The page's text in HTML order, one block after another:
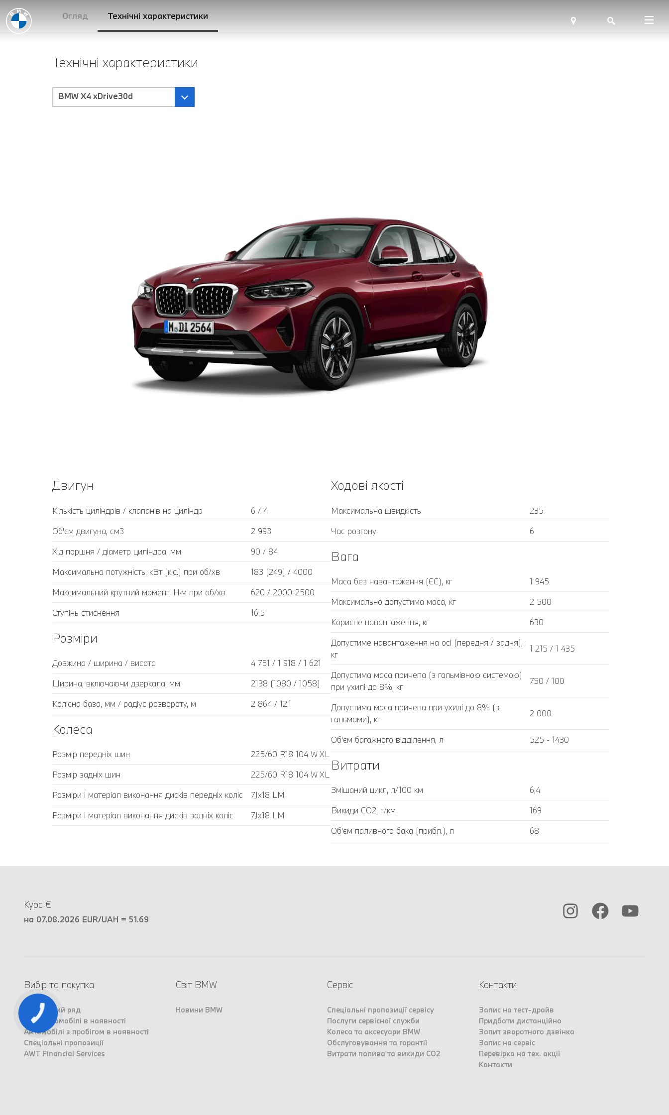
Огляд Технічні характеристики
Технічні характеристики
BMW X4 xDrive30d
Двигун
Кількість циліндрів / клапанів на циліндр
6 / 4
Об'єм двигуна, см3
2 993
Хід поршня / діаметр циліндра, мм
90 / 84
Максимальна потужність, кВт (к.с.) при об/хв
183 (249) / 4000
Максимальний крутний момент, Н·м при об/хв
620 / 2000-2500
Ступінь стиснення
16,5
Розміри
Довжина / ширина / висота
4 751 / 1 918 / 1 621
Ширина, включаючи дзеркала, мм
2138 (1080 / 1058)
Колісна база, мм / радіус розвороту, м
2 864 / 12,1
Колеса
Розмір передніх шин
225/60 R18 104 W XL
Розмір задніх шин
225/60 R18 104 W XL
Розміри і матеріал виконання дисків передніх коліс
7Jx18 LM
Розміри і матеріал виконання дисків задніх коліс
7Jx18 LM
Ходові якості
Максимальна швидкість
235
Час розгону
6
Вага
Маса без навантаження (ЄС), кг
1 945
Максимально допустима маса, кг
2 500
Корисне навантаження, кг
630
Допустиме навантаження на осі (передня / задня),
кг
1 215 / 1 435
Допустима маса причепа (з гальмівною системою)
при ухилі до 8%, кг
750 / 100
Допустима маса причепа при ухилі до 8% (з
гальмами), кг
2 000
Об'єм багажного відділення, л 525 - 1430
Витрати
Змішаний цикл, л/100 км
6,4
Викиди CO2, г/км
169
Об'єм паливного бака (прибл.), л
68
Курс €
на 07.08.2026 EUR/UAH = 51.69
Вибір та покупка
Модельний ряд
Нові автомобілі в наявності
Автомобілі з пробігом в наявності
Спеціальні пропозиції
AWT Financial Services
Світ BMW
Новини BMW
Сервіс
Спеціальні пропозиції сервісу
Послуги сервісної служби
Колеса та аксесуари BMW
Обслуговування та гарантії
Витрати палива та викиди CO2
Контакти
Запис на тест-драйв
Придбати дистанційно
Запит зворотного дзвінка
Запис на сервіс
Перевірка на тех. акції
Контакти
КНОПКА
ЗВ'ЯЗКУ